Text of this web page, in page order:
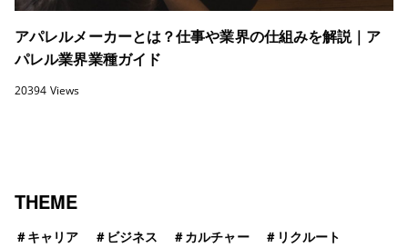
アパレルメーカーとは？仕事や業界の仕組みを解説｜ア
パレル業界業種ガイド
20394 Views
THEME
＃キャリア ＃ ビジネス ＃カルチャー ＃ リクルート